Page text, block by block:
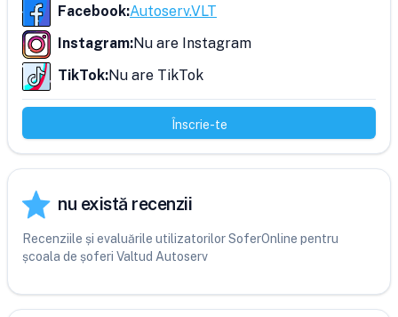
Facebook:Autoserv.VLT
Instagram:Nu are Instagram
TikTok:Nu are TikTok
Înscrie-te
nu există recenzii
Recenziile și evaluările utilizatorilor SoferOnline pentru
școala de șoferi Valtud Autoserv